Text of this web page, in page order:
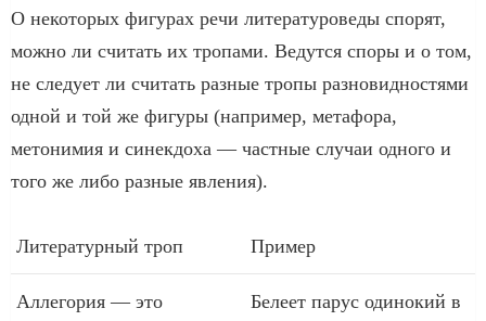
О некоторых фигурах речи литературоведы спорят,
можно ли считать их тропами. Ведутся споры и о том,
не следует ли считать разные тропы разновидностями
одной и той же фигуры (например, метафора,
метонимия и синекдоха — частные случаи одного и
того же либо разные явления).
Литературный троп Пример
Аллегория — это
Белеет парус одинокий в